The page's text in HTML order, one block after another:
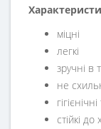
міцні
легкі
зручні в
не
стійкі